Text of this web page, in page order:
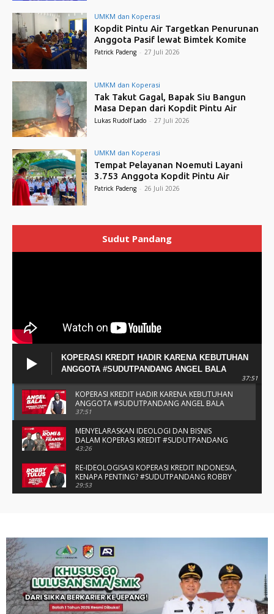
UMKM dan Koperasi
Kopdit Pintu Air Targetkan Penurunan
Anggota Pasif lewat Bimtek Komite
Patrick Padeng - 27 Juli 2026
UMKM dan Koperasi
Tak Takut Gagal, Bapak Siu Bangun
Masa Depan dari Kopdit Pintu Air
Lukas Rudolf Lado - 27 Juli 2026
UMKM dan Koperasi
Tempat Pelayanan Noemuti Layani
3.753 Anggota Kopdit Pintu Air
Patrick Padeng - 26 Juli 2026
Sudut Pandang
KOPERASI KREDIT HADIR KARENA KEBUTUHAN
ANGGOTA #SUDUTPANDANG ANGEL BALA
37:51
KOPERASI KREDIT HADIR KARENA KEBUTUHAN
ANGGOTA #SUDUTPANDANG ANGEL BALA
37:51
MENYELARASKAN IDEOLOGI DAN BISNIS
DALAM KOPERASI KREDIT #SUDUTPANDANG
BAPAK ROMI & BAPAK FRANSU
43:26
RE-IDEOLOGISASI KOPERASI KREDIT INDONESIA,
KENAPA PENTING? #SUDUTPANDANG ROBBY
TULUS
29:53
SPIRIT SAHABAT DAN SAUDARA SMP KATOLIK
NAIKOTEN #SUDUTPANDANG ROMO
AMANCHE OE NINU
16:37
#SUDUTPANDANG ROMO OKTO - MENATA
MUTU SEKOLAH-SEKOLAH KATOLIK
27:34